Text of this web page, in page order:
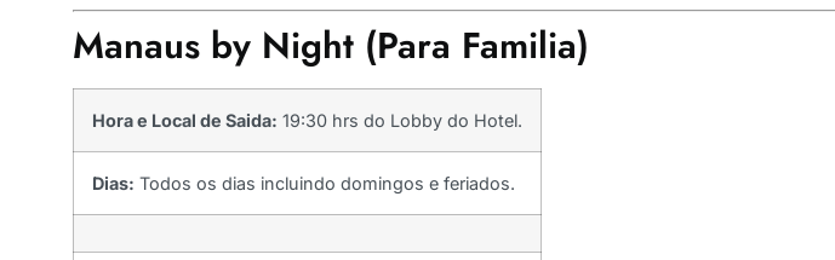
Manaus by Night (Para Familia)
Hora e Local de Saida: 19:30 hrs do Lobby do Hotel.
Dias: Todos os dias incluindo domingos e feriados.